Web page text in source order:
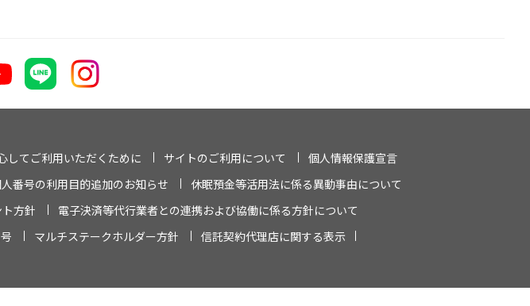
してご利用いただくために サイトのご利用について
個人情報保護宣言
番号の利用目的追加のお知らせ
休眠預金等活用法に係る異動事由について
方針
電子決済等代行業者との連携および協働に係る方針について
マルチステークホルダー方針 信託契約代理店に関する表示